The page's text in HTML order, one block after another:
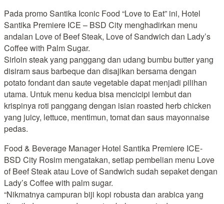
Pada promo Santika Iconic Food “Love to Eat” ini, Hotel
Santika Premiere ICE – BSD City menghadirkan menu
andalan Love of Beef Steak, Love of Sandwich dan Lady’s
Coffee with Palm Sugar.
Sirloin steak yang panggang dan udang bumbu butter yang
disiram saus barbeque dan disajikan bersama dengan
potato fondant dan saute vegetable dapat menjadi pilihan
utama. Untuk menu kedua bisa mencicipi lembut dan
krispinya roti panggang dengan isian roasted herb chicken
yang juicy, lettuce, mentimun, tomat dan saus mayonnaise
pedas.
Food & Beverage Manager Hotel Santika Premiere ICE-
BSD City Rosim mengatakan, setiap pembelian menu Love
of Beef Steak atau Love of Sandwich sudah sepaket dengan
Lady’s Coffee with palm sugar.
“Nikmatnya campuran biji kopi robusta dan arabica yang